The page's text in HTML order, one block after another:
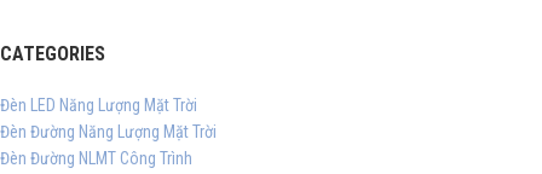
CATEGORIES
Đèn LED Năng Lượng Mặt Trời
Đèn Đường Năng Lượng Mặt Trời
Đèn Đường NLMT Công Trình